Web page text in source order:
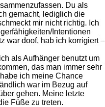
Du als
gemacht, lediglich die
mir nicht richtig. Ich
Intentionen
war doof, hab ich korrigiert –
als Aufhänger benutzt um
das man immer sehr
ich meine Chance
war im Bezug auf
gehen. Meine letzte
Füße zu treten.